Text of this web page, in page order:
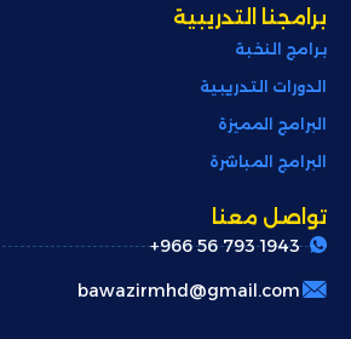
برامجنا التدريبية
برامج النخبة
الدورات التدريبية
البرامج المميزة
البرامج المباشرة
تواصل معنا
+966 56 793 1943
bawazirmhd@gmail.com